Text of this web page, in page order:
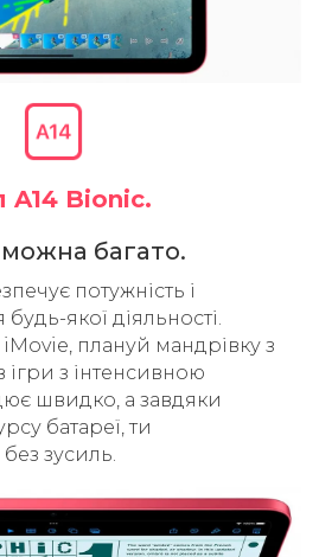
A14 Bionic.
багато.
потужність і
якої діяльності.
плануй мандрівку з
з інтенсивною
швидко, а завдяки
батареї, ти
зусиль.